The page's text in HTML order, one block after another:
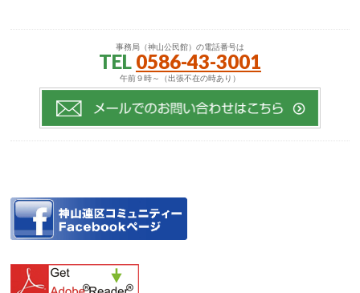
事務局（神山公民館）の電話番号は
TEL 0586-43-3001
午前９時～（出張不在の時あり）